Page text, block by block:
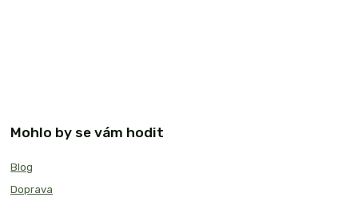
Mohlo by se vám hodit
Blog
Doprava